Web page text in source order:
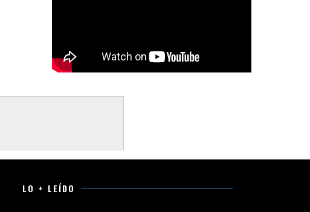
LO + LEÍDO